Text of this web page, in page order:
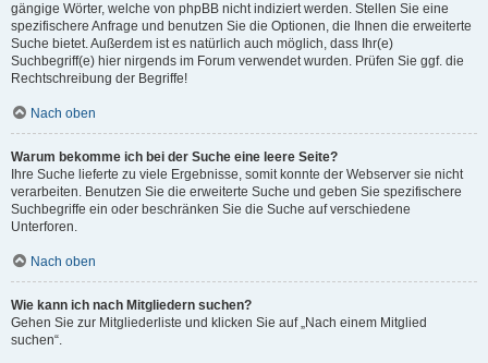
gängige Wörter, welche von phpBB nicht indiziert werden. Stellen Sie eine
spezifischere Anfrage und benutzen Sie die Optionen, die Ihnen die erweiterte
Suche bietet. Außerdem ist es natürlich auch möglich, dass Ihr(e)
Suchbegriff(e) hier nirgends im Forum verwendet wurden. Prüfen Sie ggf. die
Rechtschreibung der Begriffe!
Nach oben
Warum bekomme ich bei der Suche eine leere Seite?
Ihre Suche lieferte zu viele Ergebnisse, somit konnte der Webserver sie nicht
verarbeiten. Benutzen Sie die erweiterte Suche und geben Sie spezifischere
Suchbegriffe ein oder beschränken Sie die Suche auf verschiedene
Unterforen.
Nach oben
Wie kann ich nach Mitgliedern suchen?
Gehen Sie zur Mitgliederliste und klicken Sie auf „Nach einem Mitglied
suchen“.